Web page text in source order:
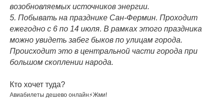
возобновляемых источников энергии.
5. Побывать на празднике Сан-Фермин. Проходит
ежегодно с 6 по 14 июля. В рамках этого праздника
можно увидеть забег быков по улицам города.
Происходит это в центральной части города при
большом скоплении народа.
Кто хочет туда?
Авиабилеты дешево онлайн⚡Жми!